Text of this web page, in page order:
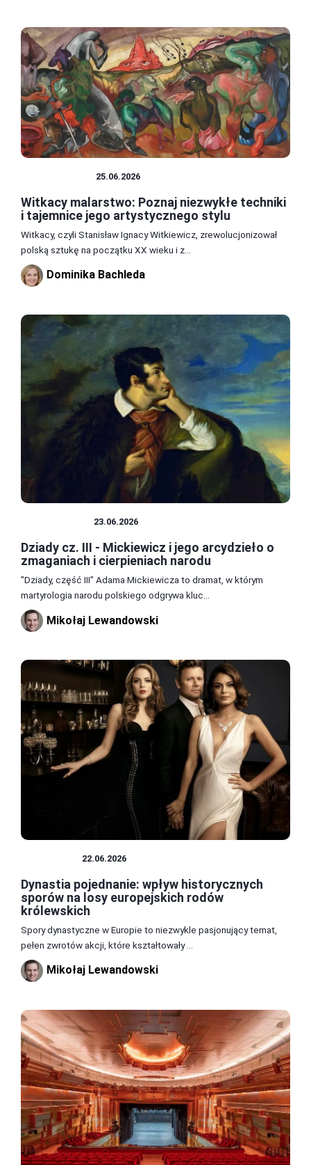
25.06.2026
Witkacy malarstwo: Poznaj niezwykłe techniki
i tajemnice jego artystycznego stylu
Witkacy, czyli Stanisław Ignacy Witkiewicz, zrewolucjonizował
polską sztukę na początku XX wieku i z...
Dominika Bachleda
23.06.2026
Dziady cz. III - Mickiewicz i jego arcydzieło o
zmaganiach i cierpieniach narodu
"Dziady, część III" Adama Mickiewicza to dramat, w którym
martyrologia narodu polskiego odgrywa kluc...
Mikołaj Lewandowski
22.06.2026
Dynastia pojednanie: wpływ historycznych
sporów na losy europejskich rodów
królewskich
Spory dynastyczne w Europie to niezwykle pasjonujący temat,
pełen zwrotów akcji, które kształtowały ...
Mikołaj Lewandowski